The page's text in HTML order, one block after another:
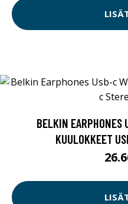
BELKIN
KUULOKKEET